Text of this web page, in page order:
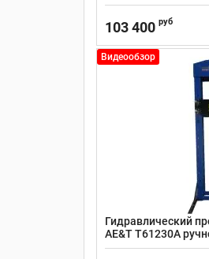
103 400 руб
Видеообзор
Гидравлический
AE&T T61230A